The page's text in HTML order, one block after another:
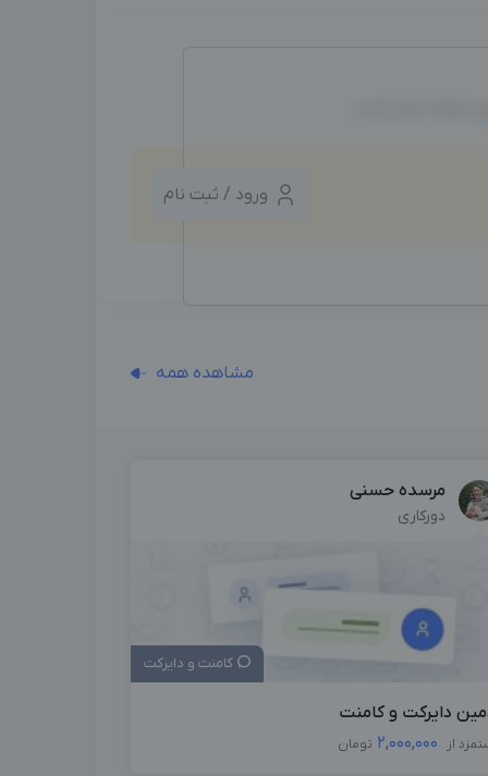
ورود / ثبت نام
مشاهده همه
مرسده حسنی
دورکاری
کامنت و دایرکت
دایرکت و کامنت
از 2,000,000 تومان